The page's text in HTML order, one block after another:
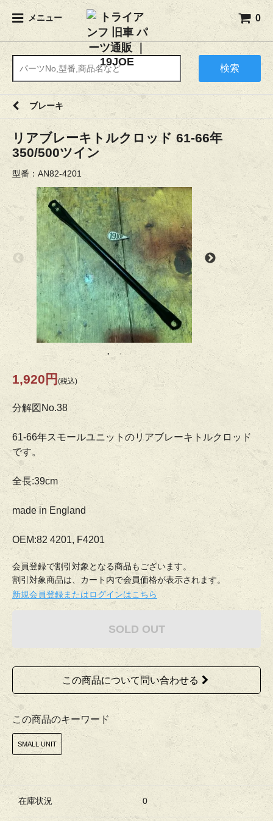
メニュー 0
検索
ブレーキ
リアブレーキトルクロッド 61-66年
350/500ツイン
型番：AN82-4201
1,920円 (税込)
分解図No.38
61-66年スモールユニットのリアブレーキトルクロッド
です。
全長:39cm
made in England
OEM:82 4201, F4201
会員登録で割引対象となる商品もございます。
割引対象商品は、カート内で会員価格が表示されます。
新規会員登録またはログインはこちら
SOLD OUT
この商品について問い合わせる
この商品のキーワード
SMALL UNIT
在庫状況 0